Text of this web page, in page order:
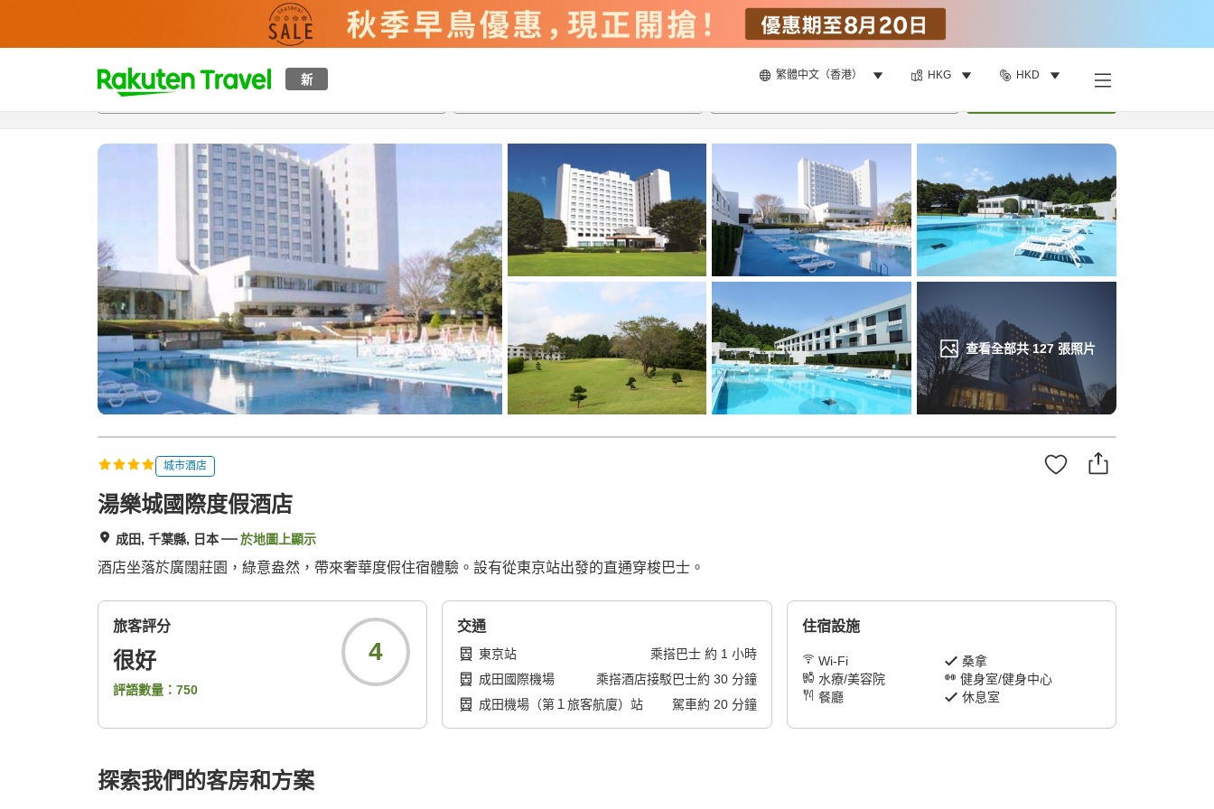
新 繁體中文（香港） HKG HKD
t
p
a
e
a
r
c
h
查看全部共127張照片
概覽房間及住宿方案 評價設施
城市酒店
湯樂城國際度假酒店
成田, 千葉縣, 日本 於地圖上顯示
酒店坐落於廣闊莊園，綠意盎然，帶來奢華度假住宿體驗。設有從東京站出發的直通穿梭巴士。
旅客評分
很好
評語數量： 750
4
交通
東京站 乘搭巴士約 1 小時
成田國際機場
乘搭酒店接駁巴士約 30分鐘
成田機場（第１旅客航廈）站
駕車約 20分鐘
住宿設施
Wi-Fi
桑拿
水療/美容院
健身室/健身中心
餐廳
休息室
探索我們的客房和方案